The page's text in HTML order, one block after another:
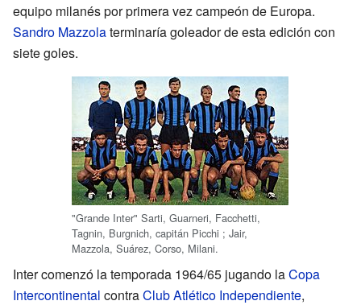
equipo milanés por primera vez campeón de Europa.
Sandro Mazzolaterminaría goleador de esta edición con
siete goles.
"Grande Inter" Sarti, Guarneri, Facchetti,
Tagnin, Burgnich, capitán Picchi ; Jair,
Mazzola, Suárez, Corso, Milani.
Inter comenzó la temporada 1964/65 jugando laCopa
Intercontinental contraClub Atlético Independiente,